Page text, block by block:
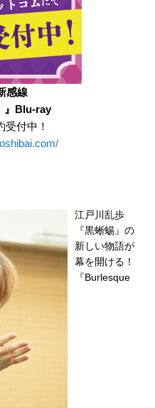
感線
』Blu-ray
受付中！
江戸川乱歩
『黒蜥蜴』の
新しい物語が
幕を開ける！
『Burlesque